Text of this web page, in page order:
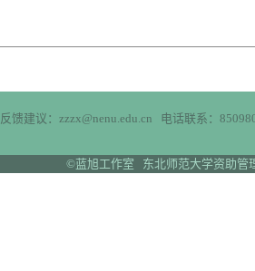
反馈建议：zzzx@nenu.edu.cn 电话联系：
©蓝旭工作室 东北师范大学资助管